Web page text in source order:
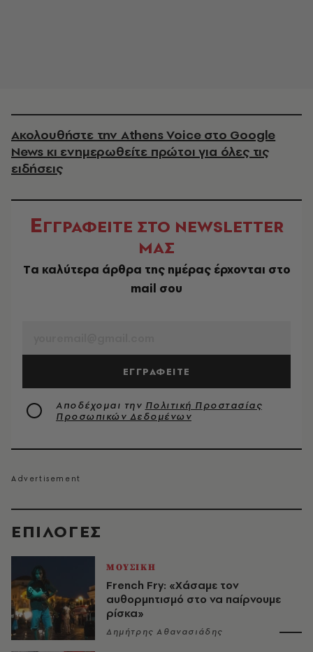
EΠΙΛΟΓΈΣ
ΜΟΥΣΙΚΗ
French Fry: «Χάσαμε τον
αυθορμητισμό στο να παίρνουμε
ρίσκα»
Δημήτρης Αθανασιάδης
Ακολουθήστε την Athens Voice στο Google
News κι ενημερωθείτε πρώτοι για όλες τις
ειδήσεις
ΕΓΓΡΑΦΕΙΤΕ ΣΤΟ NEWSLETTER
ΜΑΣ
Tα καλύτερα άρθρα της ημέρας έρχονται στο
mail σου
ΕΓΓΡΑΦΕΙΤΕ
Αποδέχομαι την Πολιτική Προστασίας
Προσωπικών Δεδομένων